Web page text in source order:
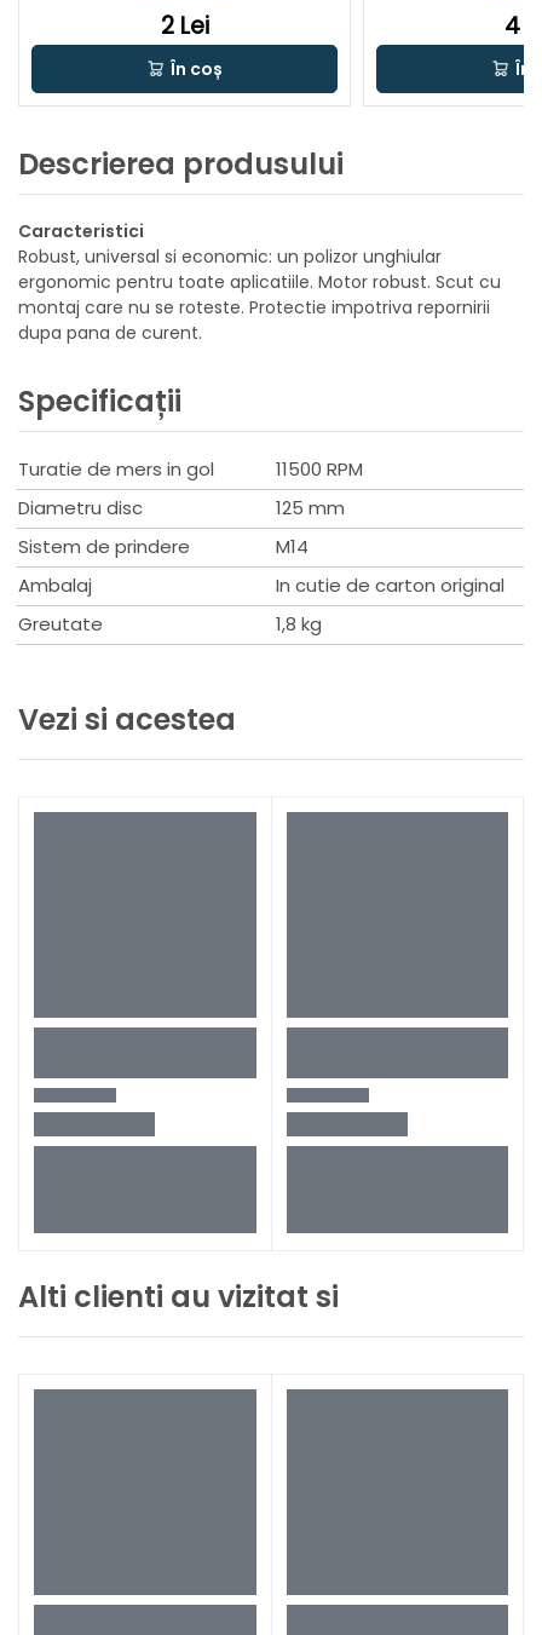
2 Lei
În coș
4
În
Descrierea produsului
Caracteristici
Robust, universal si economic: un polizor unghiular
ergonomic pentru toate aplicatiile. Motor robust. Scut cu
montaj care nu se roteste. Protectie impotriva repornirii
dupa pana de curent.
Specificații
Turatie de mers in gol
11500 RPM
Diametru disc
125 mm
Sistem de prindere
M14
Ambalaj
In cutie de carton original
Greutate
1,8 kg
Vezi si acestea
Alti clienti au vizitat si